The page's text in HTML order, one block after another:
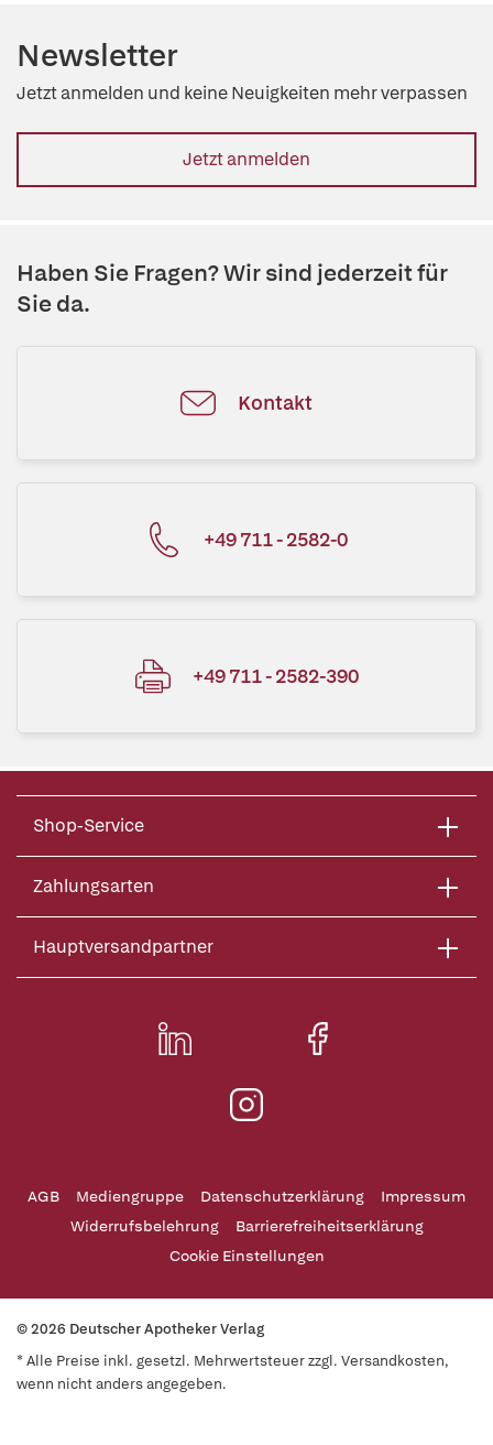
Newsletter
Jetzt anmelden und keine Neuigkeiten mehr verpassen
Jetzt anmelden
Haben Sie Fragen? Wir sind jederzeit für
Sie da.
Kontakt
+49 711 - 2582-0
+49 711 - 2582-390
Shop-Service
Zahlungsarten
Hauptversandpartner
AGB Mediengruppe Datenschutzerklärung
Impressum
Widerrufsbelehrung
Barrierefreiheitserklärung
Cookie Einstellungen
© 2026 Deutscher Apotheker Verlag
* Alle Preise inkl. gesetzl. Mehrwertsteuer zzgl. Versandkosten,
wenn nicht anders angegeben.